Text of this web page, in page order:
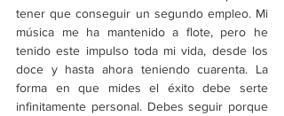
tener que conseguir un segundo empleo. Mi
música me ha mantenido a flote, pero he
tenido este impulso toda mi vida, desde los
doce y hasta ahora teniendo cuarenta. La
forma en que mides el éxito debe serte
infinitamente personal. Debes seguir porque